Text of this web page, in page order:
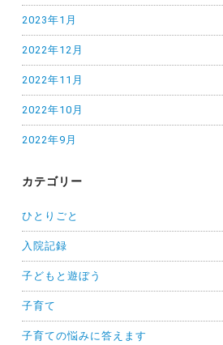
2023年1月
2022年12月
2022年11月
2022年10月
2022年9月
カテゴリー
ひとりごと
入院記録
子どもと遊ぼう
子育て
子育ての悩みに答えます